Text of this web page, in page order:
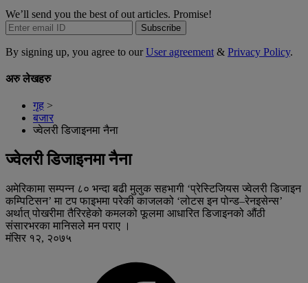
We’ll send you the best of out articles. Promise!
Subscribe
By signing up, you agree to ourUser agreement & Privacy Policy.
अरु लेखहरु
गृह >
बजार
ज्वेलरी डिजाइनमा नैना
ज्वेलरी डिजाइनमा नैना
अमेरिकामा सम्पन्न ८० भन्दा बढी मुलुक सहभागी ‘प्रेस्टिजियस ज्वेलरी डिजाइन
कम्पिटिसन’ मा टप फाइभमा परेकी काजलको ‘लोटस इन पोन्ड–रेनइसेन्स’
अर्थात् पोखरीमा तैरिरहेको कमलको फूलमा आधारित डिजाइनको औंठी
संसारभरका मानिसले मन पराए ।
मंसिर १२, २०७५